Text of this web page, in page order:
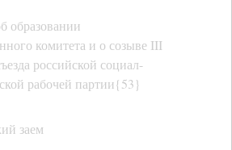
образовании
комитета и о созыве III
российской социал-
рабочей партии{53}
заем